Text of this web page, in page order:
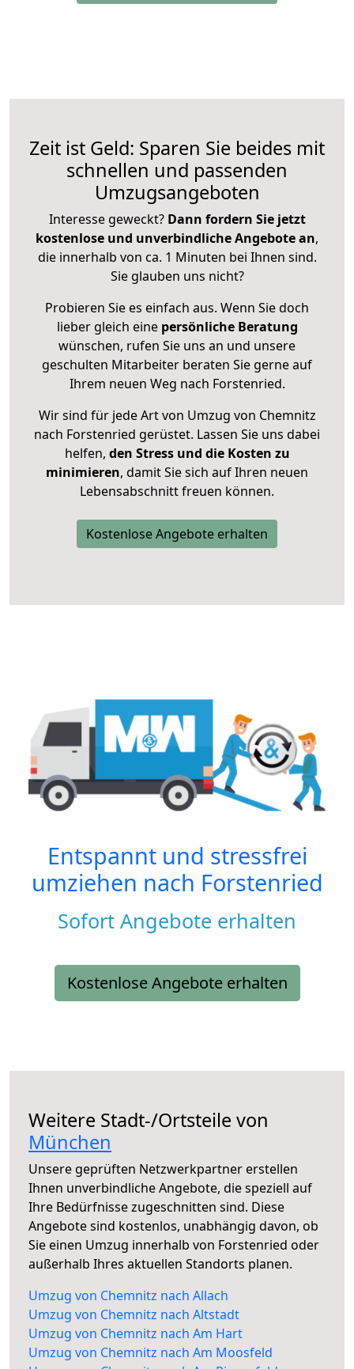
Zeit ist Geld: Sparen Sie beides mit
schnellen und passenden
Umzugsangeboten
Interesse geweckt? Dann fordern Sie jetzt
kostenlose und unverbindliche Angebote an,
die innerhalb von ca. 1 Minuten bei Ihnen sind.
Sie glauben uns nicht?
Probieren Sie es einfach aus. Wenn Sie doch
lieber gleich eine persönliche Beratung
wünschen, rufen Sie uns an und unsere
geschulten Mitarbeiter beraten Sie gerne auf
Ihrem neuen Weg nach Forstenried.
Wir sind für jede Art von Umzug von Chemnitz
nach Forstenried gerüstet. Lassen Sie uns dabei
helfen, den Stress und die Kosten zu
minimieren, damit Sie sich auf Ihren neuen
Lebensabschnitt freuen können.
Kostenlose Angebote erhalten
Entspannt und stressfrei
umziehen nach Forstenried
Sofort Angebote erhalten
Kostenlose Angebote erhalten
Weitere Stadt-/Ortsteile von
München
Unsere geprüften Netzwerkpartner erstellen
Ihnen unverbindliche Angebote, die speziell auf
Ihre Bedürfnisse zugeschnitten sind. Diese
Angebote sind kostenlos, unabhängig davon, ob
Sie einen Umzug innerhalb von Forstenried oder
außerhalb Ihres aktuellen Standorts planen.
Umzug von Chemnitz nach Allach
Umzug von Chemnitz nach Altstadt
Umzug von Chemnitz nach Am Hart
Umzug von Chemnitz nach Am Moosfeld